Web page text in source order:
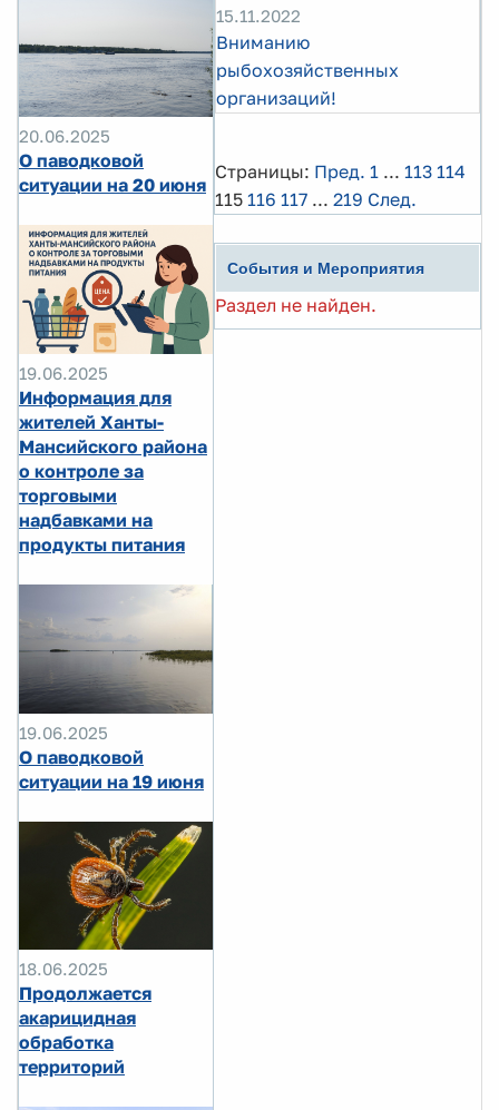
20.06.2025
О паводковой
ситуации на 20 июня
19.06.2025
Информация для
жителей Ханты-
Мансийского района
о контроле за
торговыми
надбавками на
продукты питания
19.06.2025
О паводковой
ситуации на 19 июня
18.06.2025
Продолжается
акарицидная
обработка
территорий
15.11.2022
Вниманию
рыбохозяйственных
организаций!
Страницы: Пред. 1 ... 113 114
115 116 117 ... 219 След.
События и Мероприятия
Раздел не найден.